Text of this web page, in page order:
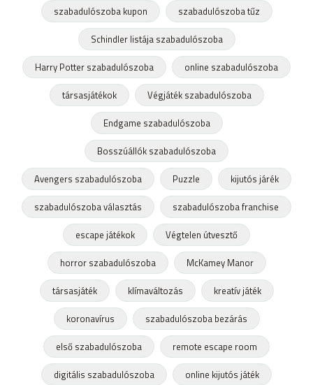
szabadulószoba kupon
szabadulószoba tűz
Schindler listája szabadulószoba
Harry Potter szabadulószoba
online szabadulószoba
társasjátékok
Végjáték szabadulószoba
Endgame szabadulószoba
Bosszúállók szabadulószoba
Avengers szabadulószoba
Puzzle
kijutós járék
szabadulószoba választás
szabadulószoba franchise
escape játékok
Végtelen útvesztő
horror szabadulószoba
McKamey Manor
társasjáték
klímaváltozás
kreatív játék
koronavírus
szabadulószoba bezárás
első szabadulószoba
remote escape room
digitális szabadulószoba
online kijutós játék